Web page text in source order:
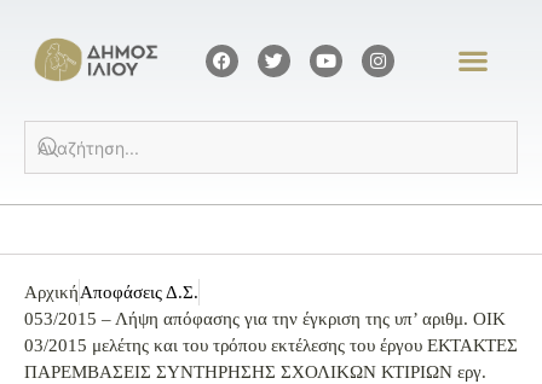
ΑρχικήΑποφάσεις Δ.Σ.
053/2015 – Λήψη απόφασης για την έγκριση της υπ’ αριθμ. ΟΙΚ
03/2015 μελέτης και του τρόπου εκτέλεσης του έργου ΕΚΤΑΚΤΕΣ
ΠΑΡΕΜΒΑΣΕΙΣ ΣΥΝΤΗΡΗΣΗΣ ΣΧΟΛΙΚΩΝ ΚΤΙΡΙΩΝ εργ.